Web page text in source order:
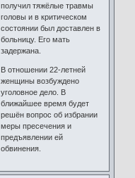
получил тяжёлые травмы
головы и в критическом
состоянии был доставлен в
больницу. Его мать
задержана.
В отношении 22-летней
женщины возбуждено
уголовное дело. В
ближайшее время будет
решён вопрос об избрании
меры пресечения и
предъявлении ей
обвинения.